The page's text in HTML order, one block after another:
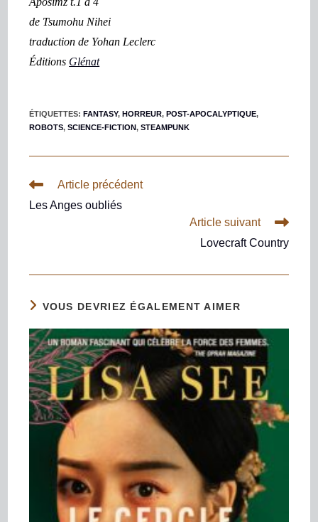
de Tsumohu Nihei
traduction de Yohan Leclerc
Éditions Glénat
ÉTIQUETTES:FANTASY, HORREUR, POST-APOCALYPTIQUE,
ROBOTS, SCIENCE-FICTION, STEAMPUNK
Article précédent
Les Anges oubliés
Article suivant
Lovecraft Country
VOUS DEVRIEZ ÉGALEMENT AIMER